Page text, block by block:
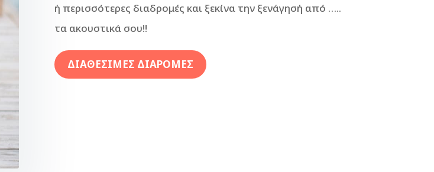
ή περισσότερες διαδρομές και ξεκίνα την ξενάγησή από …..
τα ακουστικά σου!!
ΔΙΑΘΕΣΙΜΕΣ ΔΙΑΡΟΜΕΣ